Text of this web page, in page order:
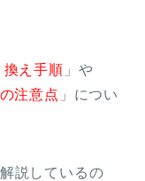
え手順 」や
注意点 」につい
説しているの